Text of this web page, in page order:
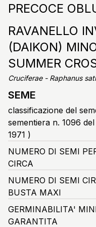
PRECOCE
RAVANELLO
(DAIKON)
SUMMER
Cruciferae - Raphanus
SEME
classificazione del
sementiera n. 1096
1971 )
NUMERO DI SEMI
CIRCA
NUMERO DI SEMI
BUSTA MAXI
GERMINABILITA'
GARANTITA